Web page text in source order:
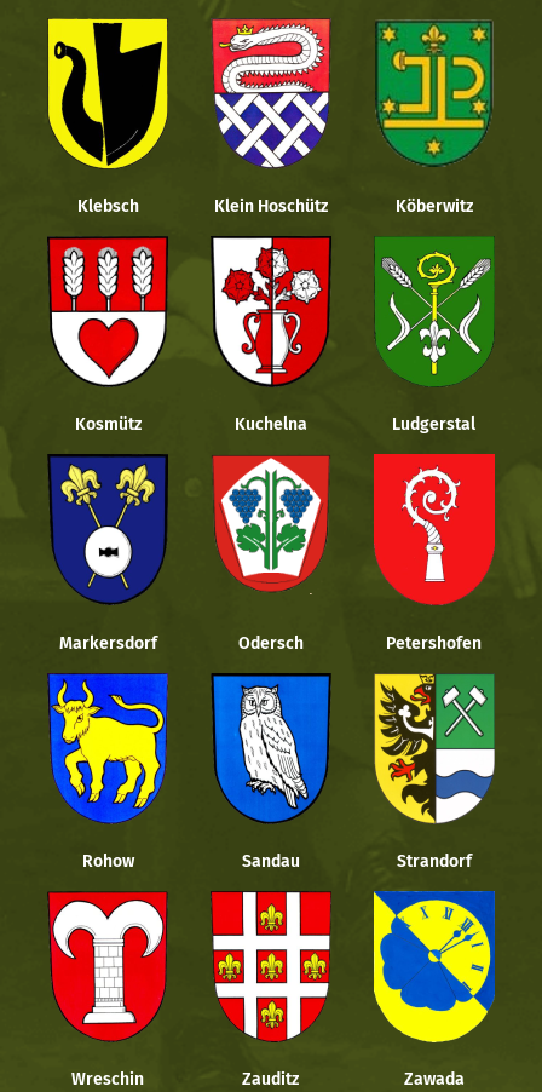
Klebsch Klein Hoschütz Köberwitz
Kosmütz Kuchelna Ludgerstal
Markersdorf Odersch Petershofen
Rohow Sandau Strandorf
Wreschin Zauditz Zawada